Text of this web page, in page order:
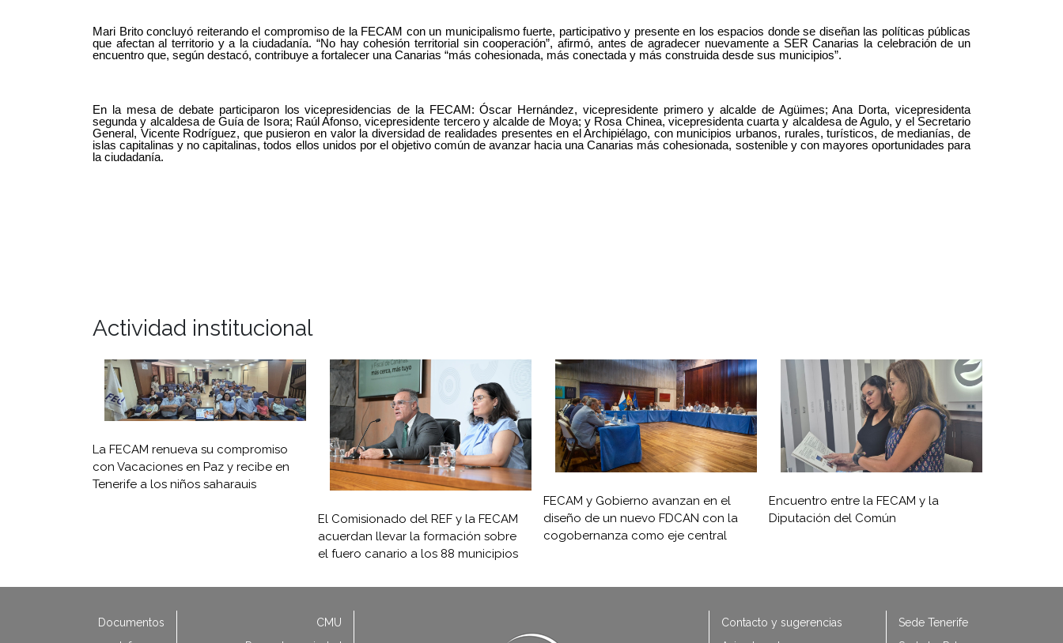
Mari Brito concluyó reiterando el compromiso de la FECAM con un municipalismo fuerte, participativo y presente en los espacios donde se diseñan las políticas públicas
que afectan al territorio y a la ciudadanía. “No hay cohesión territorial sin cooperación”, afirmó, antes de agradecer nuevamente a SER Canarias la celebración de un
encuentro que, según destacó, contribuye a fortalecer una Canarias “más cohesionada, más conectada y más construida desde sus municipios”.
En la mesa de debate participaron los vicepresidencias de la FECAM: Óscar Hernández, vicepresidente primero y alcalde de Agüimes; Ana Dorta, vicepresidenta
segunda y alcaldesa de Guía de Isora; Raúl Afonso, vicepresidente tercero y alcalde de Moya; y Rosa Chinea, vicepresidenta cuarta y alcaldesa de Agulo,y el Secretario
General, Vicente Rodríguez, que pusieron en valorla diversidad de realidades presentes en el Archipiélago, con municipios urbanos, rurales, turísticos, de medianías, de
islas capitalinas y no capitalinas, todos ellos unidos por el objetivo común de avanzar hacia una Canarias más cohesionada, sostenible y con mayores oportunidades para
la ciudadanía.
Actividad institucional
La FECAM renueva su compromiso
con Vacaciones en Paz y recibe en
Tenerife a los niños saharauis
El Comisionado del REF y la FECAM
acuerdan llevar la formación sobre
el fuero canario a los 88 municipios
FECAM y Gobierno avanzan en el
diseño de un nuevo FDCAN con la
cogobernanza como eje central
Encuentro entre la FECAM y la
Diputación del Común
Documentos
CMU
Contacto y sugerencias
Sede Tenerife